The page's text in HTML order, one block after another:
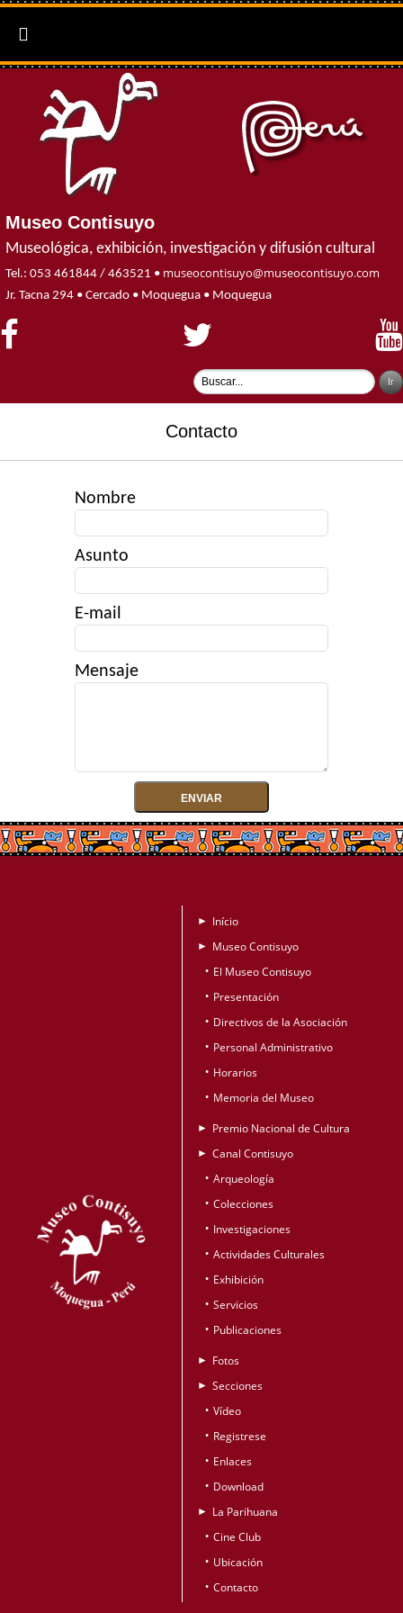

Museo Contisuyo
Museológica, exhibición, investigación y difusión cultural
Tel.: 053 461844 / 463521 • museocontisuyo@museocontisuyo.com
Jr. Tacna 294 • Cercado • Moquegua • Moquegua
Contacto
Nombre
Asunto
E-mail
Mensaje
► Início
► Museo Contisuyo
• El Museo Contisuyo
• Presentación
• Directivos de la Asociación
• Personal Administrativo
• Horarios
• Memoria del Museo
► Premio Nacional de Cultura
► Canal Contisuyo
• Arqueología
• Colecciones
• Investigaciones
• Actividades Culturales
• Exhibición
• Servicios
• Publicaciones
► Fotos
► Secciones
• Vídeo
• Registrese
• Enlaces
• Download
► La Parihuana
• Cine Club
• Ubicación
• Contacto